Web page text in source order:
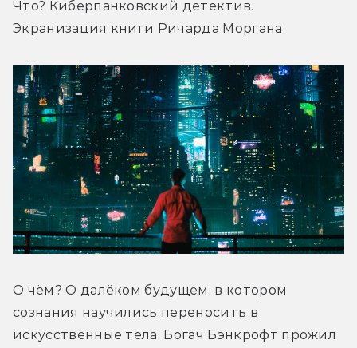
Что? Киберпанковский детектив.
Экранизация книги Ричарда Моргана
О чём? О далёком будущем, в котором
сознания научились переносить в
искусственные тела. Богач Бэнкрофт прожил